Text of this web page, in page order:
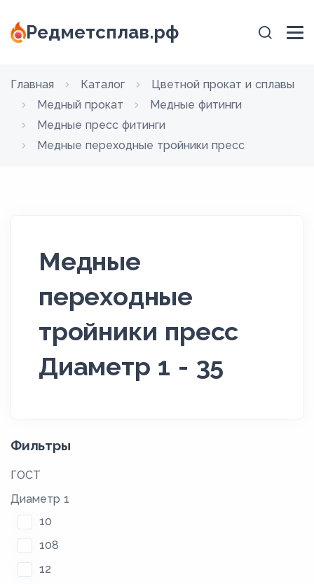
Редметсплав.рф
Главная Каталог
Цветной прокат и сплавы
Медный прокат
Медные фитинги
Медные пресс фитинги
Медные переходные тройники пресс
Медные
переходные
тройники пресс
Диаметр 1 - 35
Фильтры
ГОСТ
Диаметр 1
10
108
12